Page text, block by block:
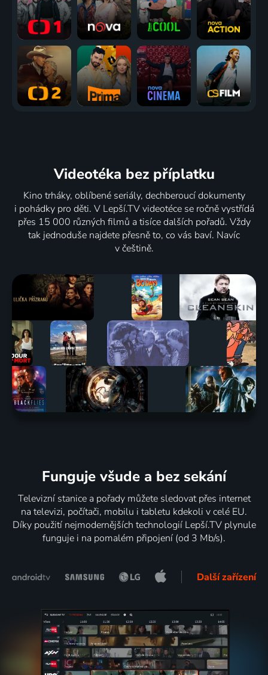
Videotéka bez příplatku
Kino trháky, oblíbené seriály, dechberoucí dokumenty
i pohádky pro děti. V Lepší.TV videotéce se ročně vystřídá
přes 15 000 různých filmů a tisíce dalších pořadů. Vždy
tak jednoduše najdete přesně to, co vás baví. Navíc
v češtině.
Funguje všude a bez sekání
Televizní stanice a pořady můžete sledovat přes internet
na televizi, počítači, mobilu i tabletu kdekoli v celé EU.
Díky použití nejmodernějších technologií Lepší.TV plynule
funguje i na pomalém připojení (od 3 Mb/s).
Další zařízení